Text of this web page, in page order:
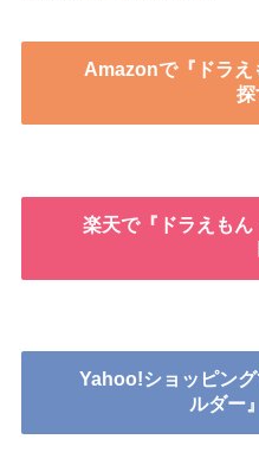
Amazonで『ドラえ
楽天で『ドラえも
Yahoo!ショッピン
ルダー